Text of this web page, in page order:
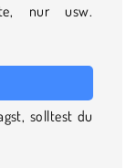
nur usw.
solltest du